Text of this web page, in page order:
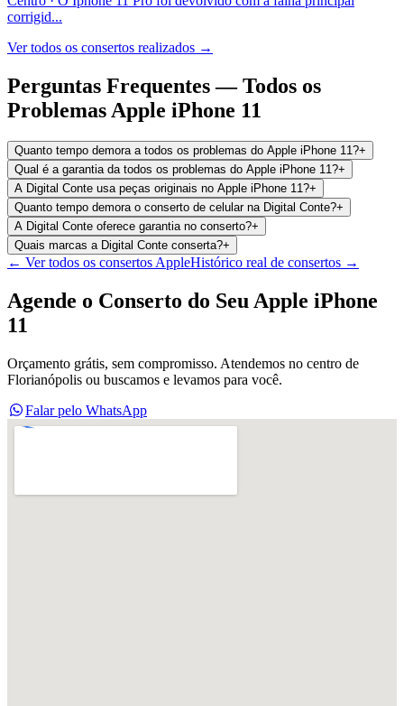
corrigid...
Ver todos os consertos realizados →
Perguntas Frequentes —Todos os
ProblemasApple iPhone 11
Quanto tempo demora a todos os problemas do Apple iPhone 11?+
Qual é a garantia da todos os problemas do Apple iPhone 11?+
A Digital Conte usa peças originais no Apple iPhone 11?+
Quanto tempo demora o conserto de celular na Digital Conte?+
A Digital Conte oferece garantia no conserto?+
Quais marcas a Digital Conte conserta?+
← Ver todos os consertos AppleHistórico real de consertos →
Agende o Conserto do Seu Apple iPhone
11
Orçamento grátis, sem compromisso. Atendemos no centro de
Florianópolis ou buscamos e levamos para você.
Falar pelo WhatsApp